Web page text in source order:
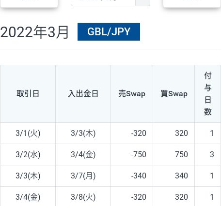
2022年3月 GBL/JPY
取引日 入出金日 売Swap 買Swap
付
与
日
数
3/1(火) 3/3(木) -320 320 1
3/2(水) 3/4(金) -750 750 3
3/3(木) 3/7(月) -340 340 1
3/4(金) 3/8(火) -320 320 1